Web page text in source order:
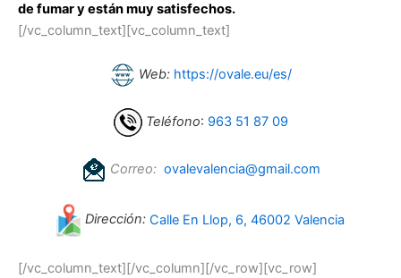
de fumar y están muy satisfechos.
[/vc_column_text][vc_column_text]
Web: https://ovale.eu/es/
Teléfono: 963 51 87 09
Correo: ovalevalencia@gmail.com
Dirección: Calle En Llop, 6, 46002 Valencia
[/vc_column_text][/vc_column][/vc_row][vc_row]